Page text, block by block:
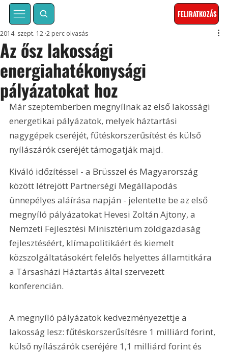
FELIRATKOZÁS
Az ősz lakossági
energiahatékonysági
pályázatokat hoz
2014. szept. 12. 2 perc olvasás
Már szeptemberben megnyílnak az első lakossági
energetikai pályázatok, melyek háztartási
nagygépek cseréjét, fűtéskorszerűsítést és külső
nyílászárók cseréjét támogatják majd.
Kiváló időzítéssel - a Brüsszel és Magyarország
között létrejött Partnerségi Megállapodás
ünnepélyes aláírása napján - jelentette be az első
megnyíló pályázatokat Hevesi Zoltán Ajtony, a
Nemzeti Fejlesztési Minisztérium zöldgazdaság
fejlesztéséért, klímapolitikáért és kiemelt
közszolgáltatásokért felelős helyettes államtitkára
a Társasházi Háztartás által szervezett
konferencián.
A megnyíló pályázatok kedvezményezettje a
lakosság lesz: fűtéskorszerűsítésre 1 milliárd forint,
külső nyílászárók cseréjére 1,1 milliárd forint és